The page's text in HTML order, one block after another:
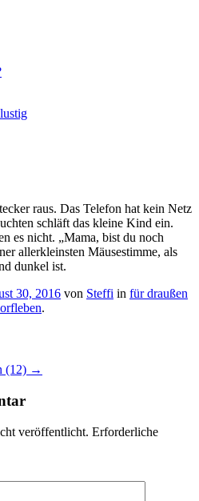
&
raus. Das Telefon hat kein Netz
schläft das kleine Kind ein.
es nicht. „Mama, bist du noch
allerkleinsten Mäusestimme, als
dunkel ist.
30, 2016 von Steffi in für draußen
.
(12) →
veröffentlicht. Erforderliche